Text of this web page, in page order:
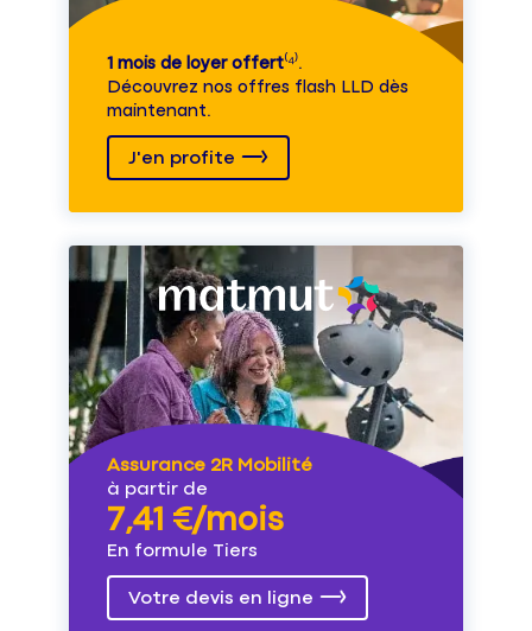
1 mois de loyer offert⁽⁴⁾.
Découvrez nos offres flash LLD dès
maintenant.
J'en profite
Assurance 2R Mobilité
à partir de
7,41 €/mois
En formule Tiers
Votre devis en ligne